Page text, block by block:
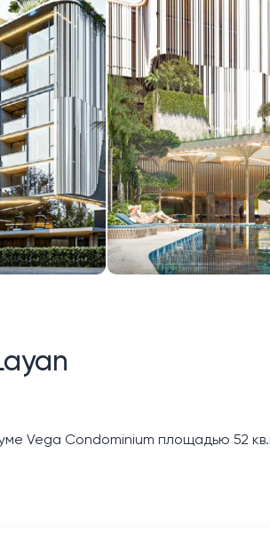
Vega Condominium площадью 52